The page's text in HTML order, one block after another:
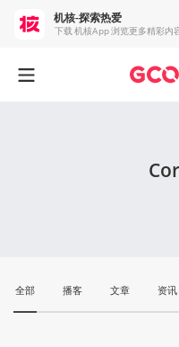
全部 播客 文章 资讯
机核-探索热爱
下载 机核App 浏览更多精彩内